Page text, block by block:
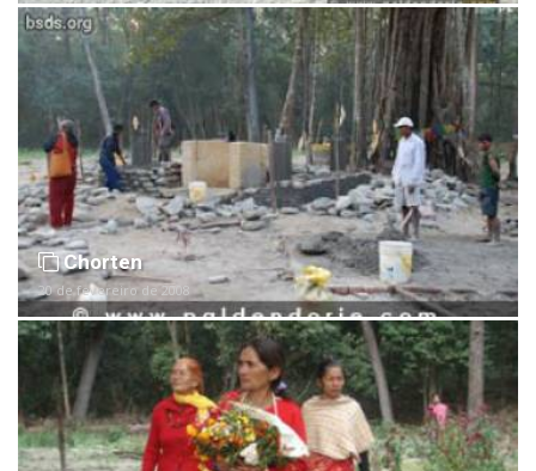
Chorten
20 de fevereiro de 2008